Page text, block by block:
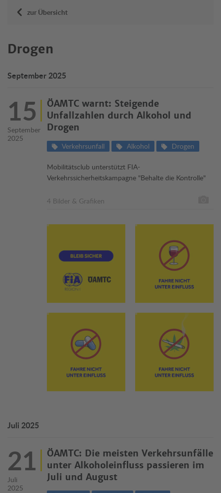
zur Übersicht
Drogen
September 2025
15
September
2025
ÖAMTC warnt: Steigende
Unfallzahlen durch Alkohol und
Drogen
Verkehrsunfall Alkohol Drogen
Mobilitätsclub unterstützt FIA-
Verkehrssicherheitskampagne "Behalte die Kontrolle"
4 Bilder & Grafiken
Juli 2025
21
Juli
2025
ÖAMTC: Die meisten Verkehrsunfälle
unter Alkoholeinfluss passieren im
Juli und August